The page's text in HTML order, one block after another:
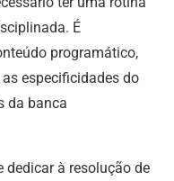
É
programático,
especificidades do
da banca
dedicar à resolução de